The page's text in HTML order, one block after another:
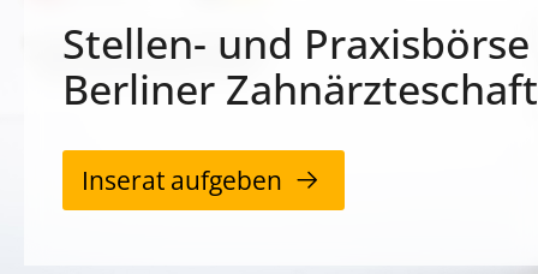
Stellen- und
Berliner Zahnärzteschaft
Inserat aufgeben